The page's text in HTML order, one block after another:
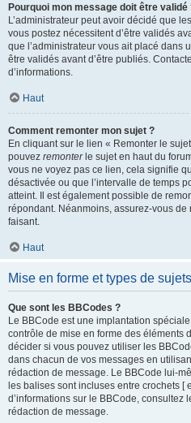
Pourquoi mon message doit être validé
L’administrateur peut avoir décidé que
vous postez nécessitent d’être validés
que l’administrateur vous ait placé dans
être validés avant d’être publiés.
d’informations.
Haut
Comment remonter mon sujet ?
En cliquant sur le lien « Remonter le
pouvez remonterle sujet en haut du
vous ne voyez pas ce lien, cela signifie
désactivée ou que l’intervalle de temps
atteint. Il est également possible de
répondant. Néanmoins, assurez-vous
faisant.
Haut
Mise en forme et types de sujets
Que sont les BBCodes ?
Le BBCode est une implantation
contrôle de mise en forme des éléments
décider si vous pouvez utiliser les
dans chacun de vos messages en
rédaction de message. Le BBCode lui-
les balises sont incluses entre crochets [
d’informations sur le BBCode,
rédaction de message.